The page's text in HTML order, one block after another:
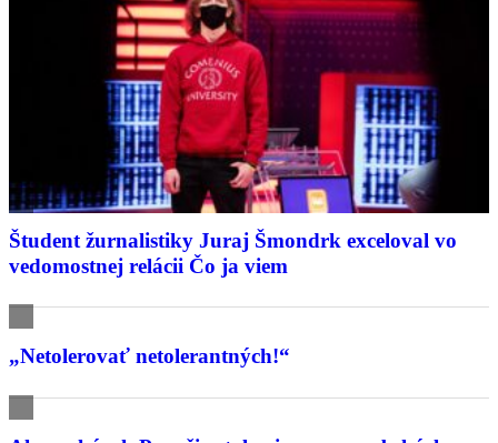
Študent žurnalistiky Juraj Šmondrk exceloval vo
vedomostnej relácii Čo ja viem
„Netolerovať netolerantných!“